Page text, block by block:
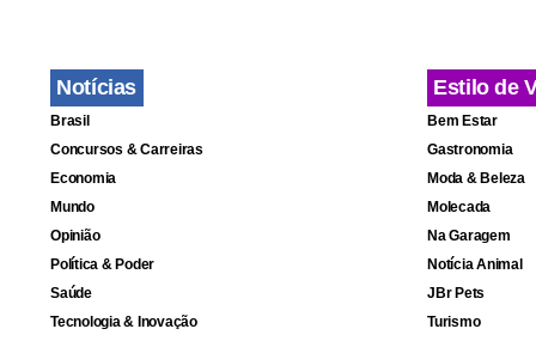
argumenta
Dessa
afastado
e
Notícias
Brasil
Concursos & Carreiras
Economia
Mundo
Opinião
Política & Poder
Saúde
Tecnologia & Inovação
Estilo de
Bem Estar
Gastronomia
Moda & Beleza
Molecada
Na Garagem
Notícia Animal
JBr Pets
Turismo